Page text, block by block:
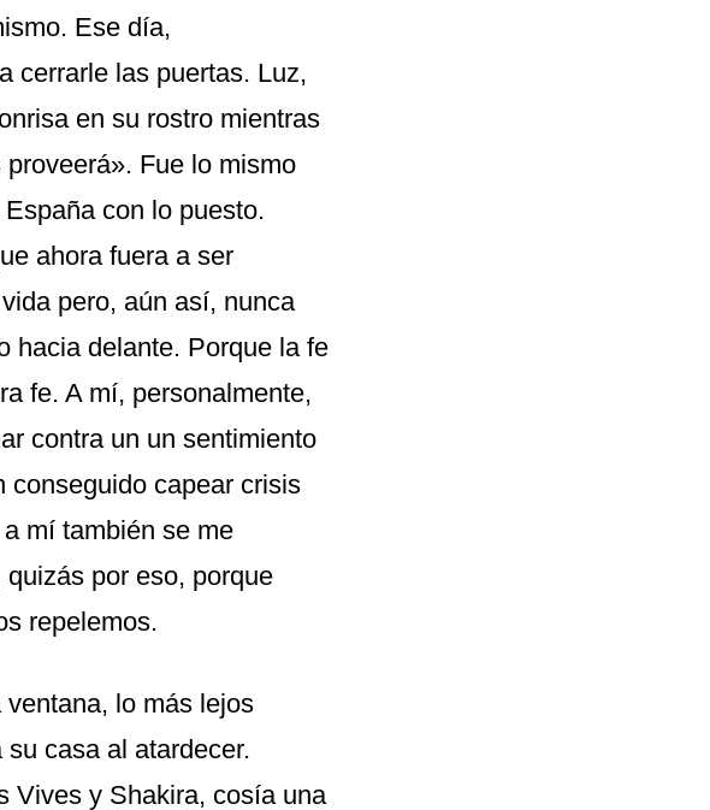
Ese día,
cerrarle las puertas. Luz,
en su rostro mientras
Fue lo mismo
con lo puesto.
ahora fuera a ser
pero, aún así, nunca
hacia delante. Porque la fe
fe. A mí, personalmente,
contra un un sentimiento
conseguido capear crisis
mí también se me
por eso, porque
repelemos.
lo más lejos
casa al atardecer.
Vives y Shakira, cosía una